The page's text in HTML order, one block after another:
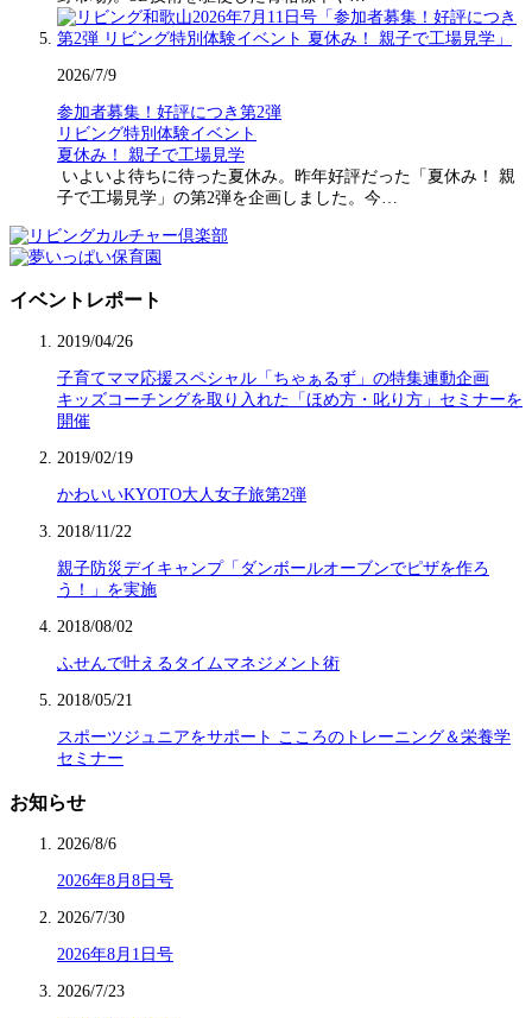
2026/7/9
参加者募集！好評につき第2弾
リビング特別体験イベント
夏休み！ 親子で工場見学
いよいよ待ちに待った夏休み。昨年好評だった「夏休み！ 親
子で工場見学」の第2弾を企画しました。今…
イベントレポート
2019/04/26
子育てママ応援スペシャル「ちゃぁるず」の特集連動企画
キッズコーチングを取り入れた「ほめ方・叱り方」セミナーを
開催
2019/02/19
かわいいKYOTO大人女子旅第2弾
2018/11/22
親子防災デイキャンプ「ダンボールオーブンでピザを作ろ
う！」を実施
2018/08/02
ふせんで叶えるタイムマネジメント術
2018/05/21
スポーツジュニアをサポート こころのトレーニング＆栄養学
セミナー
お知らせ
2026/8/6
2026年8月8日号
2026/7/30
2026年8月1日号
2026/7/23